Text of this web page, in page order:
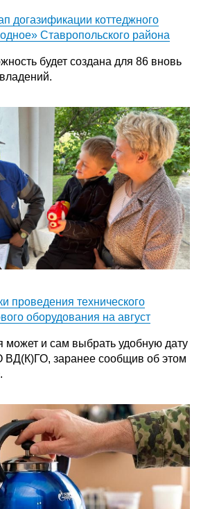
догазификации коттеджного
Ставропольского района
будет создана для 86 вновь
проведения технического
оборудования на август
может и сам выбрать удобную дату
ВД(К)ГО, заранее сообщив об этом